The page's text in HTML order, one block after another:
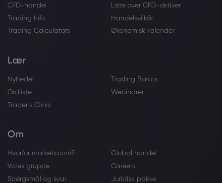
CFD-handel
Liste over CFD-aktiver
Trading Info
Handelsvilkår
Trading Calculators
Økonomisk kalender
Lær
Nyheder
Trading Basics
Ordliste
Webinarer
Trader’s Clinic
Om
Hvorfor markets.com?
Global handel
Vores gruppe
Careers
Spørgsmål og svar
Juridisk pakke